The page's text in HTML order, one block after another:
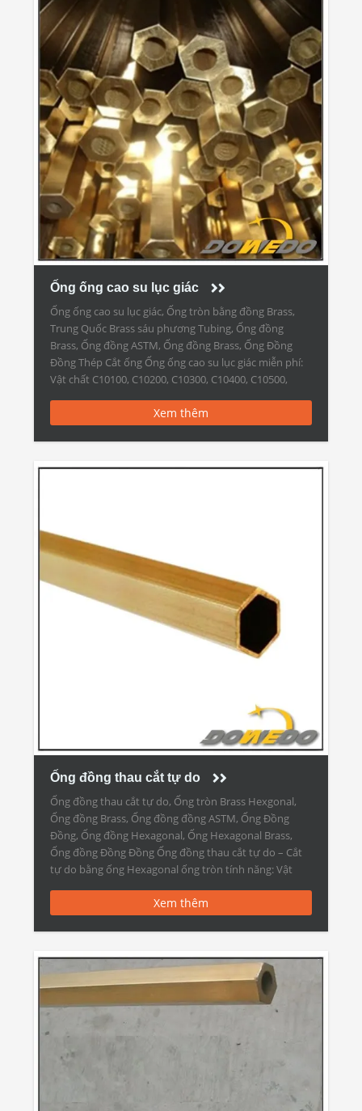
Ống ống cao su lục giác
Ống ống cao su lục giác, Ống tròn bằng đồng Brass,
Trung Quốc Brass sáu phương Tubing, Ống đồng
Brass, Ống đồng ASTM, Ống đồng Brass, Ống Đồng
Đồng Thép Cắt ống Ống ống cao su lục giác miễn phí:
Vật chất C10100, C10200, C10300, C10400, C10500,
Xem thêm
Ống đồng thau cắt tự do
Ống đồng thau cắt tự do, Ống tròn Brass Hexgonal,
Ống đồng Brass, Ống đồng đồng ASTM, Ống Đồng
Đồng, Ống đồng Hexagonal, Ống Hexagonal Brass,
Ống đồng Đồng Đồng Ống đồng thau cắt tự do – Cắt
tự do bằng ống Hexagonal ống tròn tính năng: Vật
Xem thêm